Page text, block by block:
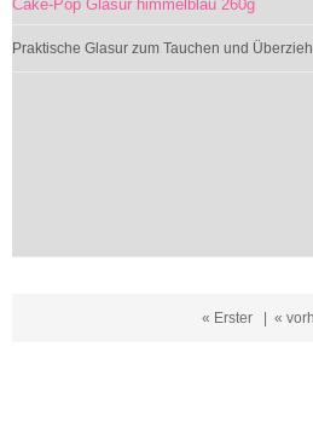
Cake-Pop Glasur himmelblau 260g
Praktische Glasur zum Tauchen und
« Erster «